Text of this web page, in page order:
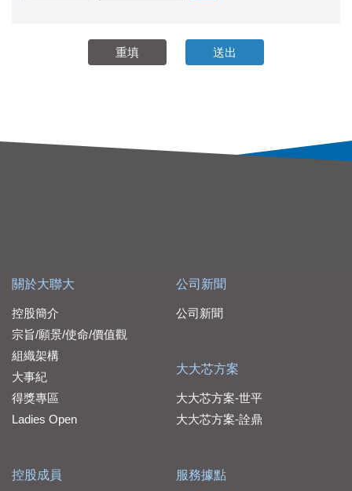
關於大聯大
控股簡介
宗旨/願景/使命/價值觀
組織架構
大事紀
得獎專區
Ladies Open
控股成員
公司新聞
公司新聞
大大芯方案
大大芯方案-世平
大大芯方案-詮鼎
服務據點